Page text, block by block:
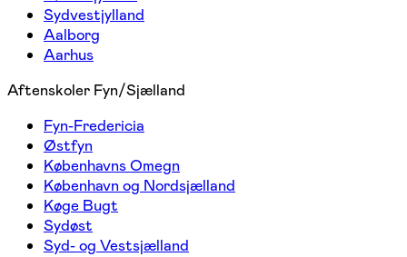
Sydvestjylland
Aalborg
Aarhus
Aftenskoler Fyn/Sjælland
Fyn-Fredericia
Østfyn
Københavns Omegn
København og Nordsjælland
Køge Bugt
Sydøst
Syd- og Vestsjælland